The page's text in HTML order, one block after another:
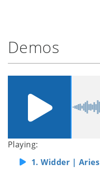
Demos
Playing:
1. Widder | Aries